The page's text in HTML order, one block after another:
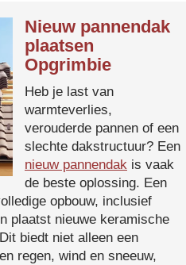
Nieuw pannendak
plaatsen
Opgrimbie
Heb je last van
warmteverlies,
verouderde pannen of een
slechte dakstructuur? Een
nieuw pannendak is vaak
de beste oplossing. Een
opbouw, inclusief
plaatst nieuwe keramische
biedt niet alleen een
regen, wind en sneeuw,